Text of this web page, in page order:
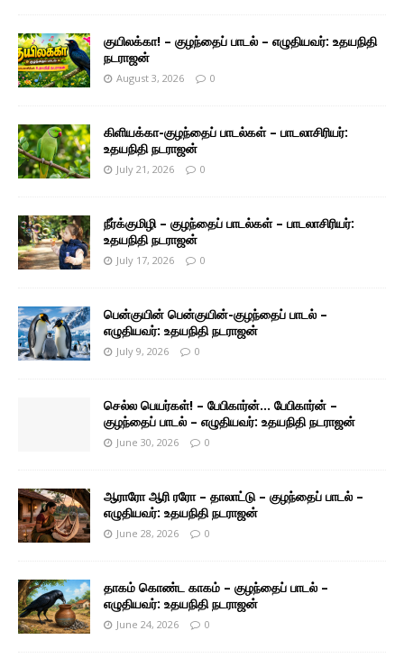
குயிலக்கா! – குழந்தைப் பாடல் – எழுதியவர்: உதயநிதி
நடராஜன்
August 3, 2026 0
கிளியக்கா-குழந்தைப் பாடல்கள் – பாடலாசிரியர்:
உதயநிதி நடராஜன்
July 21, 2026 0
நீர்க்குமிழி – குழந்தைப் பாடல்கள் – பாடலாசிரியர்:
உதயநிதி நடராஜன்
July 17, 2026 0
பென்குயின் பென்குயின்-குழந்தைப் பாடல் –
எழுதியவர்: உதயநிதி நடராஜன்
July 9, 2026 0
செல்ல பெயர்கள்! – பேபிகார்ன்… பேபிகார்ன் –
குழந்தைப் பாடல் – எழுதியவர்: உதயநிதி நடராஜன்
June 30, 2026 0
ஆராரோ ஆரி ரரோ – தாலாட்டு – குழந்தைப் பாடல் –
எழுதியவர்: உதயநிதி நடராஜன்
June 28, 2026 0
தாகம் கொண்ட காகம் – குழந்தைப் பாடல் –
எழுதியவர்: உதயநிதி நடராஜன்
June 24, 2026 0